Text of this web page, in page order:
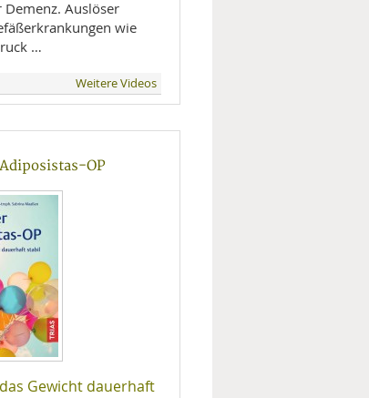
Demenz. Auslöser
wie
…
Weitere Videos
OP
Gewicht dauerhaft